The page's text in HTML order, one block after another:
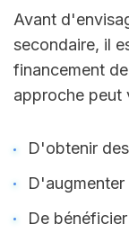
Avant
secondaire, il
financement
approche peut
D'obtenir
De